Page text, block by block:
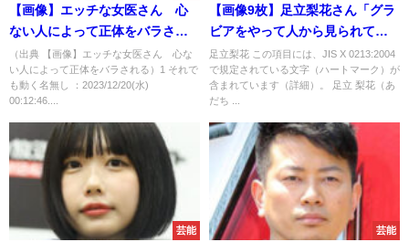
【画像】エッチな女医さん 心
ない人によって正体をバラされ
る
（出典 【画像】エッチな女医さん 心な
い人によって正体をバラされる）1 それで
も動く名無し ：2023/12/20(水)
00:12:46....
【画像9枚】足立梨花さん「グラ
ビアをやって人から見られてい
るとお尻が大きくなるんです」
足立梨花 この項目には、JIS X 0213:2004
で規定されている文字（ハートマーク）が
含まれています（詳細）。 足立 梨花（あ
だち ...
芸能 芸能